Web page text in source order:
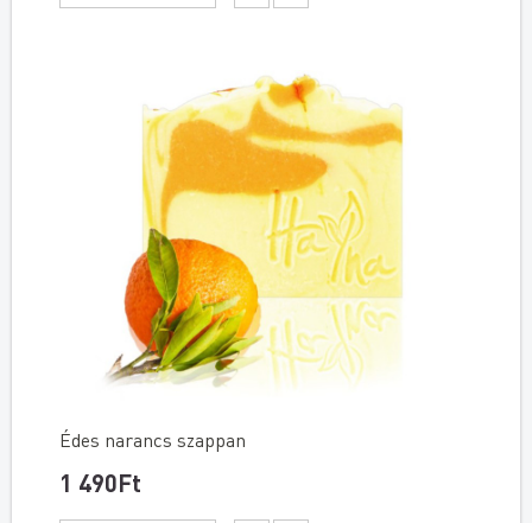
Édes narancs szappan
1 490Ft